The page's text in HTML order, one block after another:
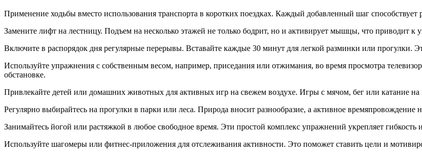
Применение ходьбы вместо использования транспорта в коротких поездках. Каждый добавленный шаг
Замените лифт на лестницу. Подъем на несколько этажей не только бодрит, но и активирует мышцы, что приводит к
Включите в распорядок дня регулярные перерывы. Вставайте каждые 30 минут для легкой разминки или прогулки.
Используйте упражнения с собственным весом, например, приседания или отжимания, во время просмотра
обстановке.
Привлекайте детей или домашних животных для активных игр на свежем воздухе. Игры с мячом, бег или катание на
Регулярно выбирайтесь на прогулки в парки или леса. Природа вносит разнообразие, а активное
Занимайтесь йогой или растяжкой в любое свободное время. Эти простой комплекс упражнений укрепляет гибкость
Используйте шагомеры или фитнес-приложения для отслеживания активности. Это поможет ставить цели и